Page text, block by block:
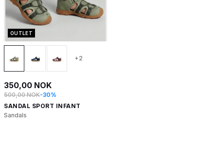
OUTLET
+2
350,00 NOK
500,00 NOK-30%
SANDAL SPORT INFANT
Sandals